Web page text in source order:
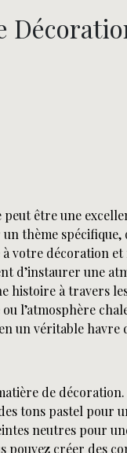
être une
thème spécifique,
votre décoration
d’instaurer une
à travers
l’atmosphère
un véritable havre
de
tons pastel pour
neutres pour
créer des